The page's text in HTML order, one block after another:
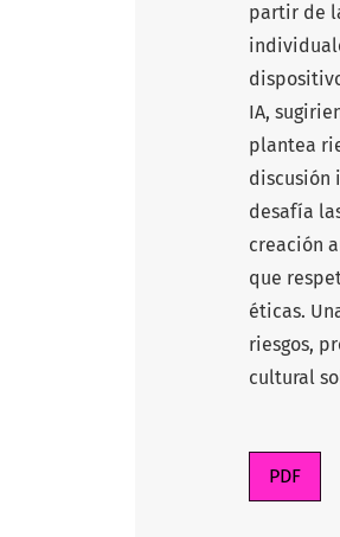
partir de
IA,
plantea
discusión
desafía
creación
que
éticas.
riesgos,
cultural
PDF